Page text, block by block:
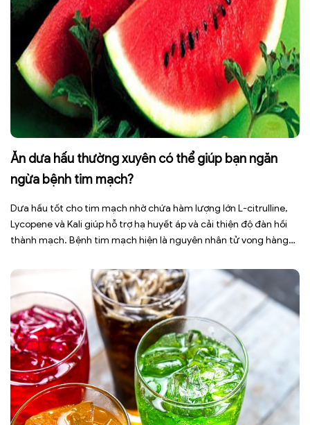
Ăn dưa hấu thường xuyên có thể giúp bạn ngăn
ngừa bệnh tim mạch?
Dưa hấu tốt cho tim mạch nhờ chứa hàm lượng lớn L-citrulline,
Lycopene và Kali giúp hỗ trợ hạ huyết áp và cải thiện độ đàn hồi
thành mạch. Bệnh tim mạch hiện là nguyên nhân tử vong hàng
ngày có thể […]